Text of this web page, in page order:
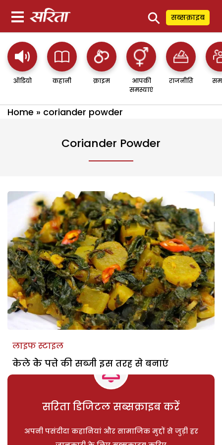
⚲ सब्सक्राइब
ऑडियो कहानी क्राइम
आपकी
समस्याएं
राजनीति
Home » coriander powder
Coriander Powder
लाइफ स्टाइल
केले केे पत्ते की सब्जी इस तरह से बनाएं
सरिता डिजिटल सब्सक्राइब करें
अपनी पसंदीदा कहानियां और सामाजिक मुद्दों से जुड़ी हर